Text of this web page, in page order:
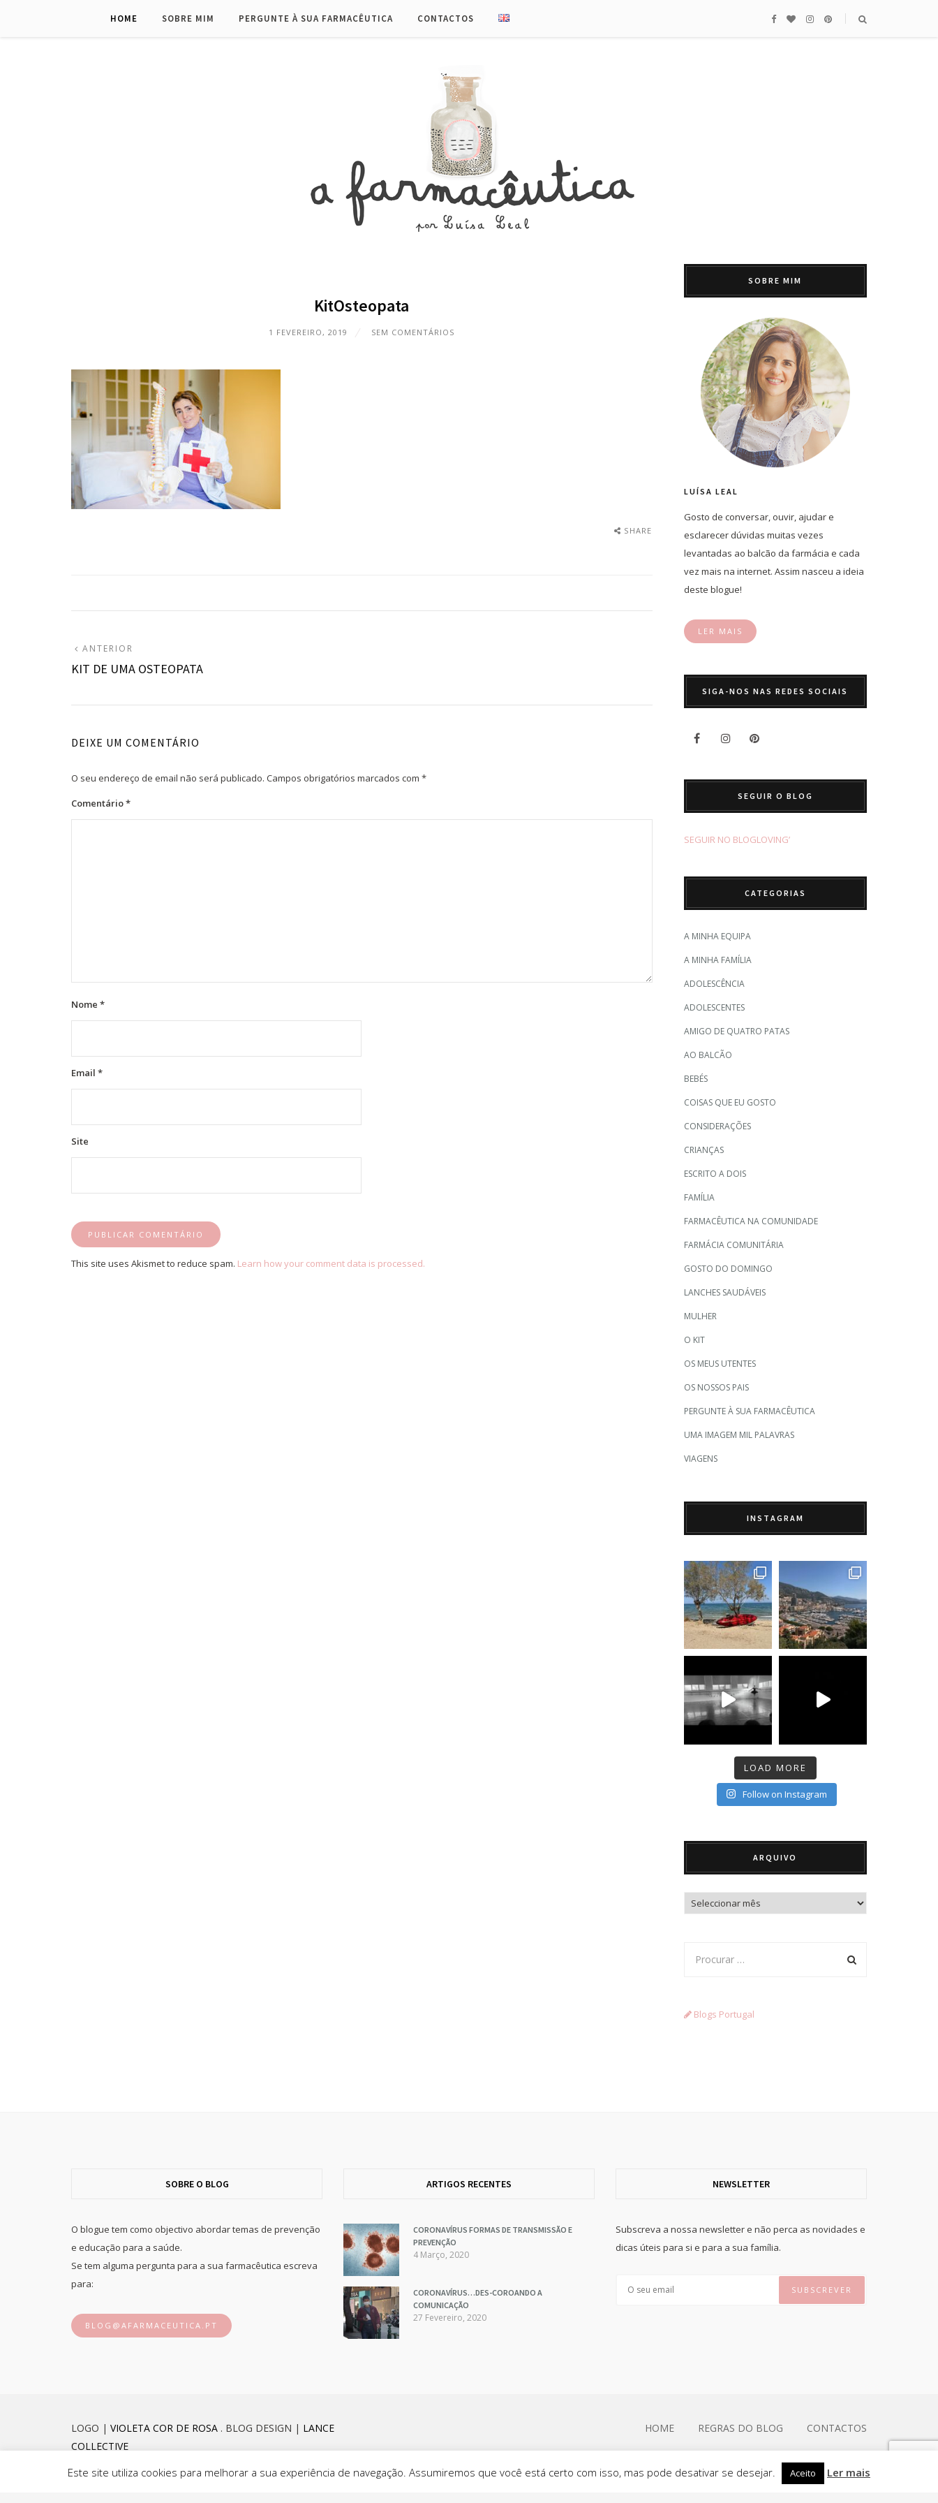
HOME SOBRE MIM PERGUNTE À SUA FARMACÊUTICA CONTACTOS
KitOsteopata
1 FEVEREIRO, 2019 SEM COMENTÁRIOS
SHARE
Navegação
de
artigos
ANTERIOR
ANTERIOR:
KIT DE UMA OSTEOPATA
DEIXE UM COMENTÁRIO
O seu endereço de email não será publicado. Campos obrigatórios marcados com *
Comentário*
Nome *
Email *
Site
This site uses Akismet to reduce spam. Learn how your comment data is processed.
SOBRE MIM
LUÍSA LEAL
Gosto de conversar, ouvir, ajudar e
esclarecer dúvidas muitas vezes
levantadas ao balcão da farmácia e cada
vez mais na internet. Assim nasceu a ideia
deste blogue!
LER MAIS
SIGA-NOS NAS REDES SOCIAIS
SEGUIR O BLOG
SEGUIR NO BLOGLOVING’
CATEGORIAS
A MINHA EQUIPA
A MINHA FAMÍLIA
ADOLESCÊNCIA
ADOLESCENTES
AMIGO DE QUATRO PATAS
AO BALCÃO
BEBÉS
COISAS QUE EU GOSTO
CONSIDERAÇÕES
CRIANÇAS
ESCRITO A DOIS
FAMÍLIA
FARMACÊUTICA NA COMUNIDADE
FARMÁCIA COMUNITÁRIA
GOSTO DO DOMINGO
LANCHES SAUDÁVEIS
MULHER
O KIT
OS MEUS UTENTES
OS NOSSOS PAIS
PERGUNTE À SUA FARMACÊUTICA
UMA IMAGEM MIL PALAVRAS
VIAGENS
INSTAGRAM
LOAD MORE
Follow on Instagram
ARQUIVO
Arquivo
Blogs Portugal
SOBRE O BLOG
O blogue tem como objectivo abordar temas de prevenção
e educação para a saúde.
Se tem alguma pergunta para a sua farmacêutica escreva
para:
BLOG@AFARMACEUTICA.PT
ARTIGOS RECENTES
CORONAVÍRUS FORMAS DE TRANSMISSÃO E
PREVENÇÃO
4 Março, 2020
CORONAVÍRUS…DES-COROANDO A
COMUNICAÇÃO
27 Fevereiro, 2020
NEWSLETTER
Subscreva a nossa newsletter e não perca as novidades e
dicas úteis para si e para a sua família.
LOGO | VIOLETA COR DE ROSA . BLOG DESIGN | LANCE
COLLECTIVE
HOME REGRAS DO BLOG CONTACTOS
Este site utiliza cookies para melhorar a sua experiência de navegação. Assumiremos que você está certo com isso, mas pode desativar se desejar. Aceito Ler mais